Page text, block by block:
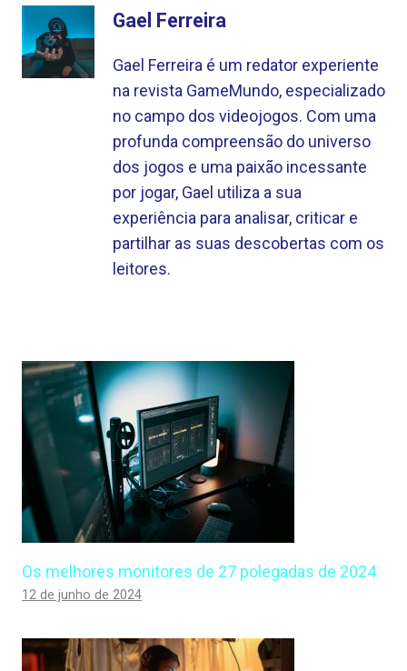
Gael Ferreira
Gael Ferreira é um redator experiente
na revista GameMundo, especializado
no campo dos videojogos. Com uma
profunda compreensão do universo
dos jogos e uma paixão incessante
por jogar, Gael utiliza a sua
experiência para analisar, criticar e
partilhar as suas descobertas com os
leitores.
Os melhores monitores de 27 polegadas de 2024
12 de junho de 2024